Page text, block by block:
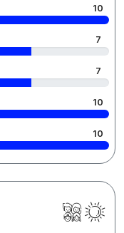
10
7
7
10
10